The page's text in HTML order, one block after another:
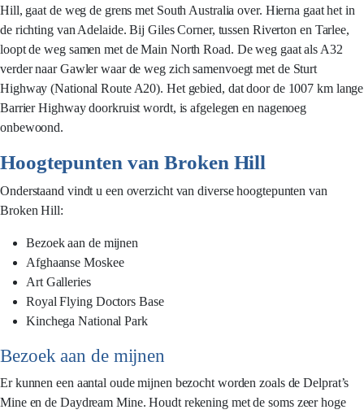
Hill, gaat de weg de grens met South Australia over. Hierna gaat het in
de richting van Adelaide. Bij Giles Corner, tussen Riverton en Tarlee,
loopt de weg samen met de Main North Road. De weg gaat als A32
verder naar Gawler waar de weg zich samenvoegt met de Sturt
Highway (National Route A20). Het gebied, dat door de 1007 km lange
Barrier Highway doorkruist wordt, is afgelegen en nagenoeg
onbewoond.
Hoogtepunten van Broken Hill
Onderstaand vindt u een overzicht van diverse hoogtepunten van
Broken Hill:
Bezoek aan de mijnen
Afghaanse Moskee
Art Galleries
Royal Flying Doctors Base
Kinchega National Park
Bezoek aan de mijnen
Er kunnen een aantal oude mijnen bezocht worden zoals de Delprat’s
Mine en de Daydream Mine. Houdt rekening met de soms zeer hoge